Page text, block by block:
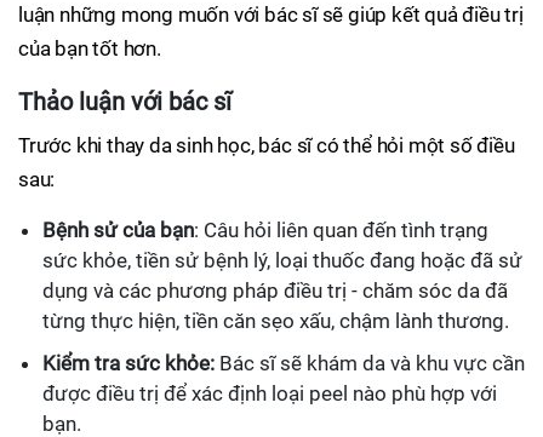
luận những mong muốn với bác sĩ sẽ giúp kết quả điều trị
của bạn tốt hơn.
Thảo luận với bác sĩ
Trước khi thay da sinh học, bác sĩ có thể hỏi một số điều
sau:
Bệnh sử của bạn: Câu hỏi liên quan đến tình trạng
sức khỏe, tiền sử bệnh lý, loại thuốc đang hoặc đã sử
dụng và các phương pháp điều trị - chăm sóc da đã
từng thực hiện, tiền căn sẹo xấu, chậm lành thương.
Kiểm tra sức khỏe: Bác sĩ sẽ khám da và khu vực cần
được điều trị để xác định loại peel nào phù hợp với
bạn.